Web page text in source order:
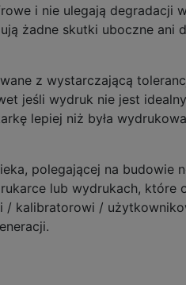
i nie ulegają degradacji
żadne skutki uboczne ani
z wystarczającą
jeśli wydruk nie jest
lepiej niż była
polegającej na budowie
lub wydrukach, które
/ kalibratorowi /